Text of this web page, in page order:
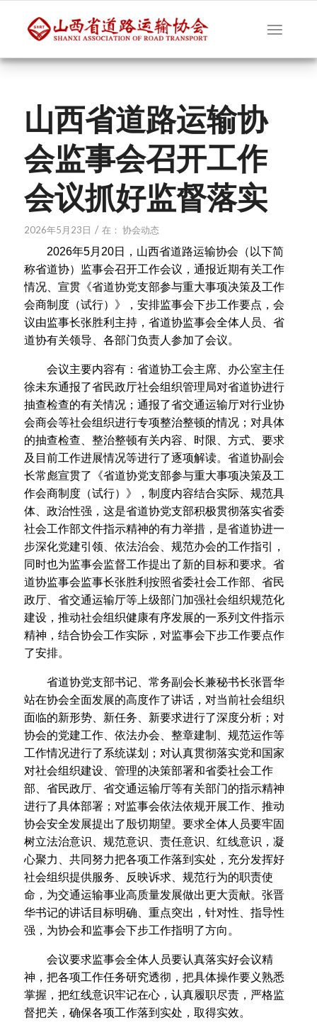
山西省道路运输协
会监事会召开工作
会议抓好监督落实
2026年5月23日 / 在： 协会动态
2026年5月20日，山西省道路运输协会（以下简
称省道协）监事会召开工作会议，通报近期有关工作
情况、宣贯《省道协党支部参与重大事项决策及工作
会商制度（试行）》，安排监事会下步工作要点，会
议由监事长张胜利主持，省道协监事会全体人员、省
道协有关领导、各部门负责人参加了会议。
会议主要内容有：省道协工会主席、办公室主任
徐未东通报了省民政厅社会组织管理局对省道协进行
抽查检查的有关情况；通报了省交通运输厅对行业协
会商会等社会组织进行专项整治整顿的情况；对具体
的抽查检查、整治整顿有关内容、时限、方式、要求
及目前工作进展情况等进行了逐项解读。省道协副会
长常彪宣贯了《省道协党支部参与重大事项决策及工
作会商制度（试行）》，制度内容结合实际、规范具
体、政治性强，这是省道协党支部积极贯彻落实省委
社会工作部文件指示精神的有力举措，是省道协进一
步深化党建引领、依法治会、规范办会的工作指引，
同时也为监事会监督工作提出了新的目标和要求。省
道协监事会监事长张胜利按照省委社会工作部、省民
政厅、省交通运输厅等上级部门加强社会组织规范化
建设，推动社会组织健康有序发展的一系列文件指示
精神，结合协会工作实际，对监事会下步工作要点作
了安排。
省道协党支部书记、常务副会长兼秘书长张晋华
站在协会全面发展的高度作了讲话，对当前社会组织
面临的新形势、新任务、新要求进行了深度分析；对
协会的党建工作、依法办会、整章建制、规范运作等
工作情况进行了系统谋划；对认真贯彻落实党和国家
对社会组织建设、管理的决策部署和省委社会工作
部、省民政厅、省交通运输厅等有关部门的指示精神
进行了具体部署；对监事会依法依规开展工作、推动
协会安全发展提出了殷切期望。要求全体人员要牢固
树立法治意识、规范意识、责任意识、红线意识，凝
心聚力、共同努力把各项工作落到实处，充分发挥好
社会组织提供服务、反映诉求、规范行为的职责使
命，为交通运输事业高质量发展做出更大贡献。张晋
华书记的讲话目标明确、重点突出，针对性、指导性
强，为协会和监事会下步工作指明了方向。
会议要求监事会全体人员要认真落实好会议精
神，把各项工作任务研究透彻，把具体操作要义熟悉
掌握，把红线意识牢记在心，认真履职尽责，严格监
督把关，确保各项工作落到实处，取得实效。